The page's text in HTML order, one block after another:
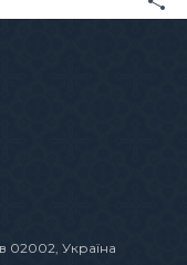
02002, Україна